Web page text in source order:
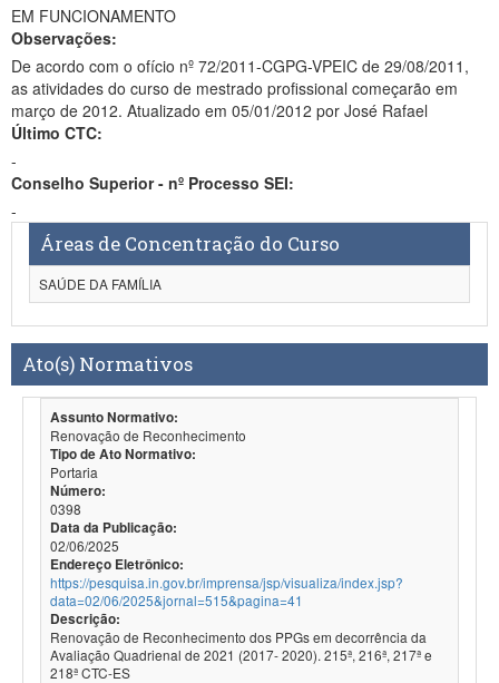
EM FUNCIONAMENTO
Observações:
De acordo com o ofício nº 72/2011-CGPG-VPEIC de 29/08/2011,
as atividades do curso de mestrado profissional começarão em
março de 2012. Atualizado em 05/01/2012 por José Rafael
Último CTC:
-
Conselho Superior - nº Processo SEI:
-
Áreas de Concentração do Curso
SAÚDE DA FAMÍLIA
Ato(s) Normativos
Assunto Normativo:
Renovação de Reconhecimento
Tipo de Ato Normativo:
Portaria
Número:
0398
Data da Publicação:
02/06/2025
Endereço Eletrônico:
https://pesquisa.in.gov.br/imprensa/jsp/visualiza/index.jsp?
data=02/06/2025&jornal=515&pagina=41
Descrição:
Renovação de Reconhecimento dos PPGs em decorrência da
Avaliação Quadrienal de 2021 (2017- 2020). 215ª, 216ª, 217ª e
218ª CTC-ES